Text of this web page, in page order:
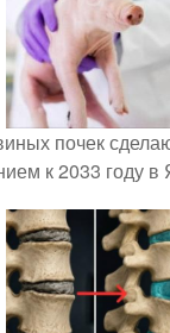
почек
к 2033 году в